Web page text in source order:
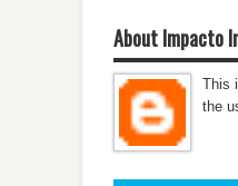
About Impacto
This
the